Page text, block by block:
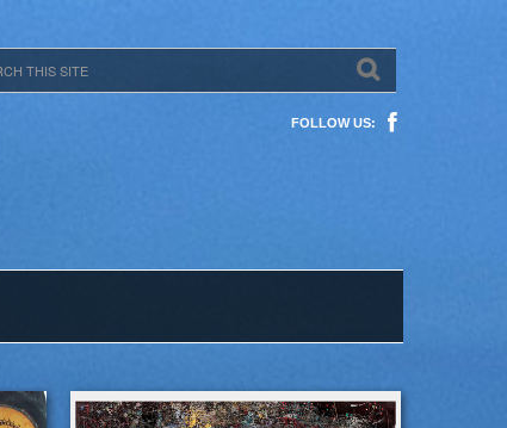
FOLLOW US: